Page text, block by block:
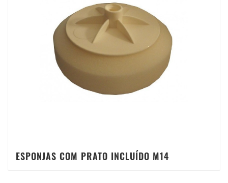
ESPONJAS COM PRATO INCLUÍDO M14